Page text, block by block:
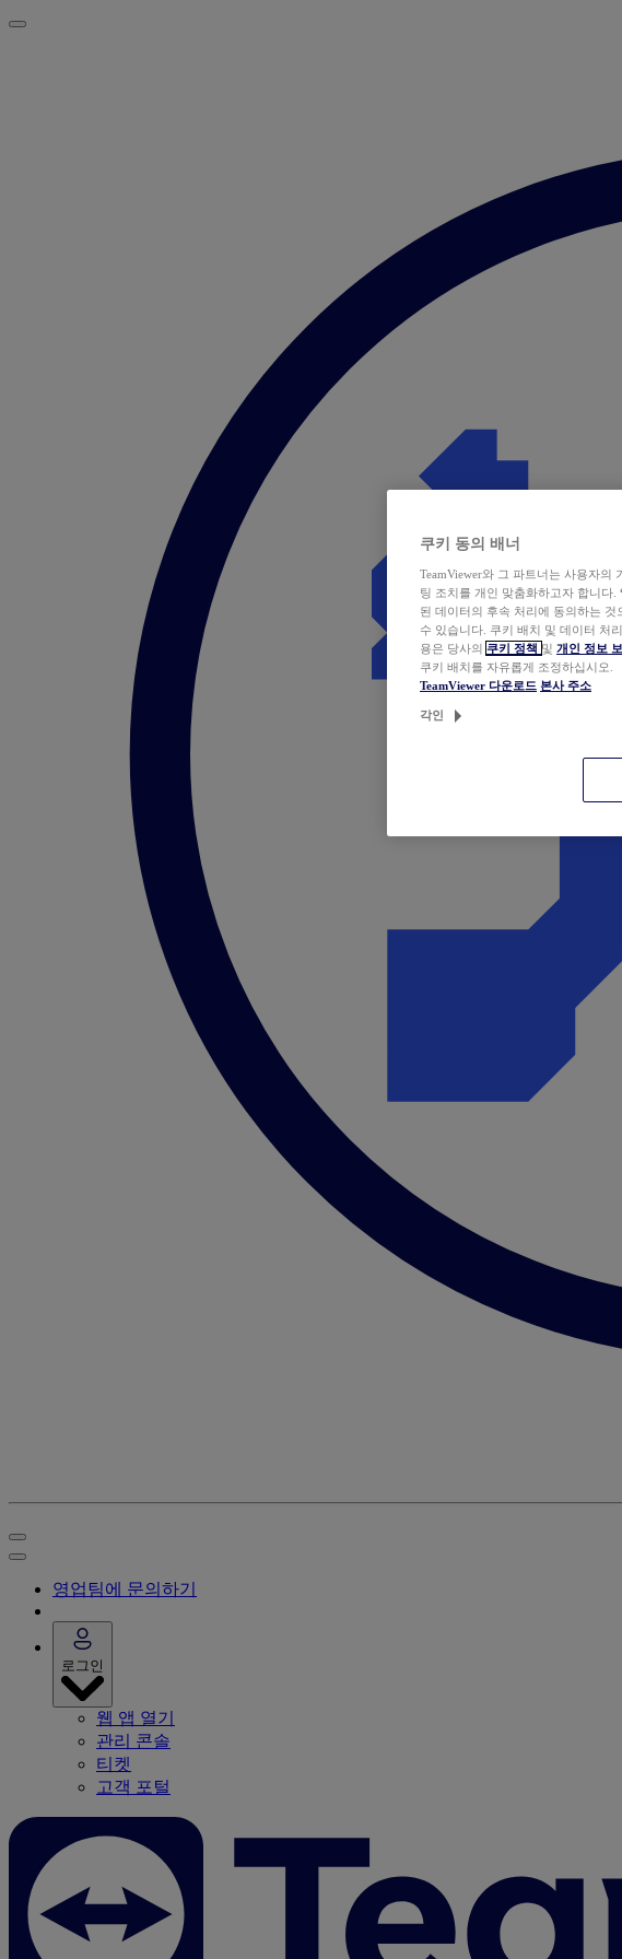
영업팀에 문의하기
로그인
웹 앱 열기
관리 콘솔
티켓
고객 포털
쿠키 동의 배너
TeamViewer와 그 파트너는 사용자
팅 조치를 개인 맞춤화하고자 합니다.
된 데이터의 후속 처리에 동의하는
수 있습니다. 쿠키 배치 및 데이터 처
용은 당사의 쿠키 정책 및 개인 정보
쿠키 배치를 자유롭게 조정하십시오.
TeamViewer 다운로드 본사 주소
각인